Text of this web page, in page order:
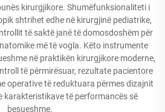
kirurgjikore. Shumëfunksionaliteti i
shtrihet edhe në kirurgjinë pediatrike,
të saktë janë të domosdoshëm për
më të vogla. Këto instrumente
në praktikën kirurgjikore moderne,
të përmirësuar, rezultate pacientore
operative të reduktuara përmes dizajnit
karakteristikave të performancës së
besueshme.